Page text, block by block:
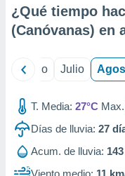
publicidad
1199
¿Qué tiempo
(Canóvanas) en
Junio Julio
T. Media: 27°C
Días de lluvia: 27
Acum. de lluvia:
Viento medio: 11